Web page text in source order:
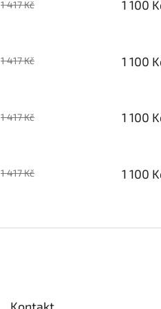
1 417 Kč 1 100
1 417 Kč 1 100
1 417 Kč 1 100
1 417 Kč 1 100